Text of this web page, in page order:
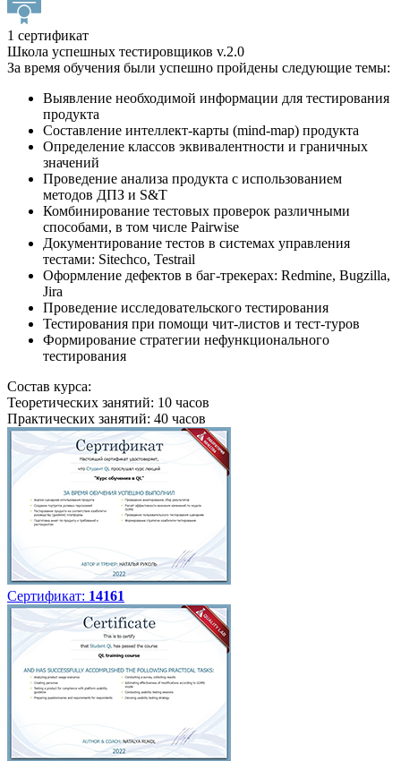
1 сертификат
Школа успешных тестировщиков v.2.0
За время обучения были успешно пройдены следующие темы:
Выявление необходимой информации для тестирования
продукта
Составление интеллект-карты (mind-map) продукта
Определение классов эквивалентности и граничных
значений
Проведение анализа продукта с использованием
методов ДПЗ и S&T
Комбинирование тестовых проверок различными
способами, в том числе Pairwise
Документирование тестов в системах управления
тестами: Sitechсo, Testrail
Оформление дефектов в баг-трекерах: Redmine, Bugzilla,
Jira
Проведение исследовательского тестирования
Тестирования при помощи чит-листов и тест-туров
Формирование стратегии нефункционального
тестирования
Состав курса:
Теоретических занятий: 10 часов
Практических занятий: 40 часов
Сертификат: 14161